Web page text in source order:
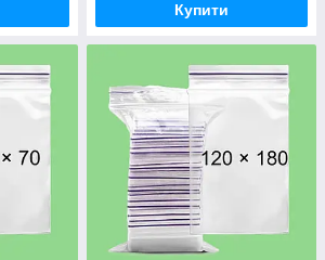
Купити